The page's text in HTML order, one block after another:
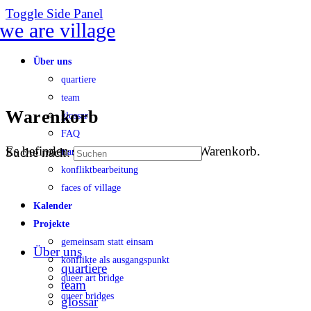
Toggle Side Panel
Über uns
quartiere
team
glossar
FAQ
transparenz
konfliktbearbeitung
faces of village
Kalender
Projekte
gemeinsam statt einsam
konflikte als ausgangspunkt
queer art bridge
queer bridges
Warenkorb
Es befinden sich keine Produkte im Warenkorb.
Suche nach:
Über uns
quartiere
team
glossar